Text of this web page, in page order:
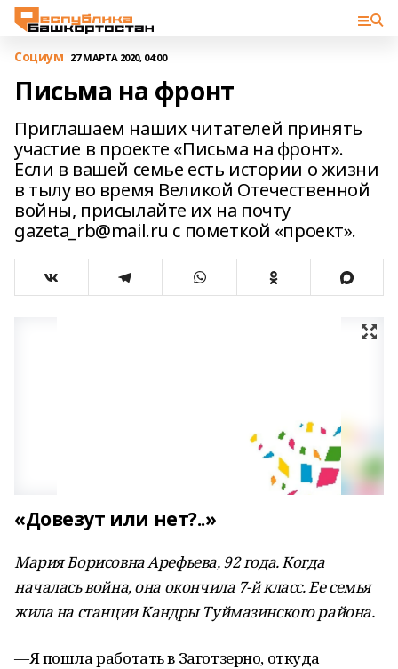
Cоциум 27 МАРТА 2020, 04:00
Письма на фронт
Приглашаем наших читателей принять
участие в проекте «Письма на фронт».
Если в вашей семье есть истории о жизни
в тылу во время Великой Отечественной
войны, присылайте их на почту
gazeta_rb@mail.ru c пометкой «проект».
«Довезут или нет?..»
Мария Борисовна Арефьева, 92 года. Когда
началась война, она окончила 7-й класс. Ее семья
жила на станции Кандры Туймазинского района.
—Я пошла работать в Заготзерно, откуда